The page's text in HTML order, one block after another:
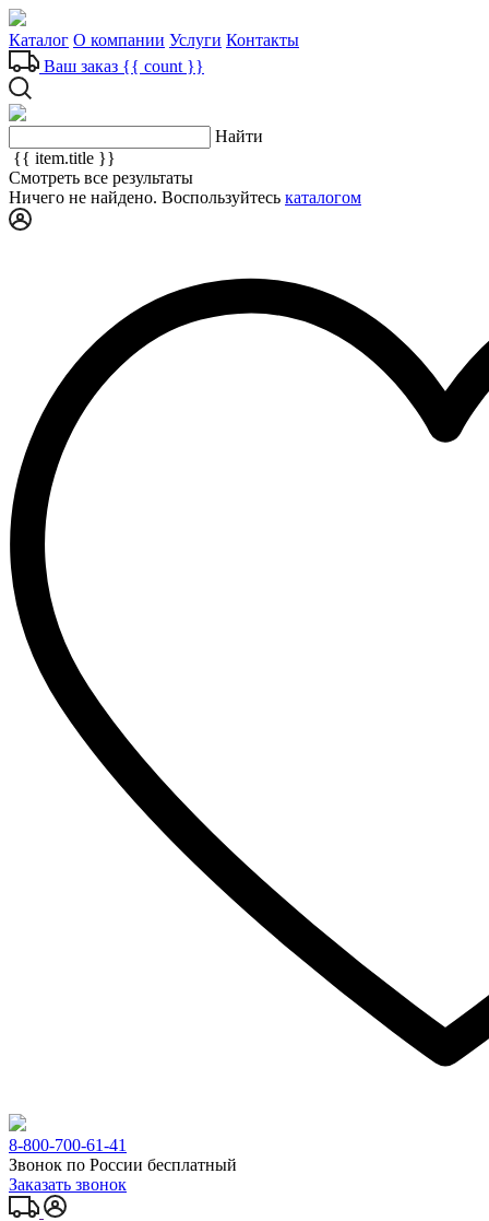
Каталог О компании Услуги Контакты
Ваш заказ {{ count }}
Найти
{{ item.title }}
Смотреть все результаты
Ничего не найдено. Воспользуйтесь каталогом
8-800-700-61-41
Звонок по России бесплатный
Заказать звонок